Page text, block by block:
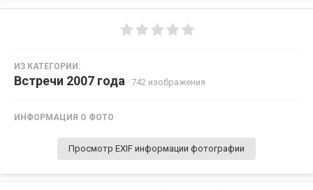
ИЗ КАТЕГОРИИ:
Встречи 2007 года · 742 изображения
ИНФОРМАЦИЯ О ФОТО
Просмотр EXIF информации фотографии